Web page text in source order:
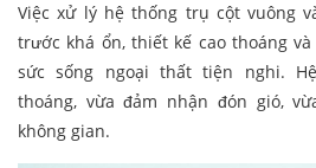
Việc xử lý hệ thống trụ cột vuông
trước khá ổn, thiết kế cao thoáng
sức sống ngoại thất tiện nghi.
thoáng, vừa đảm nhận đón gió,
không gian.